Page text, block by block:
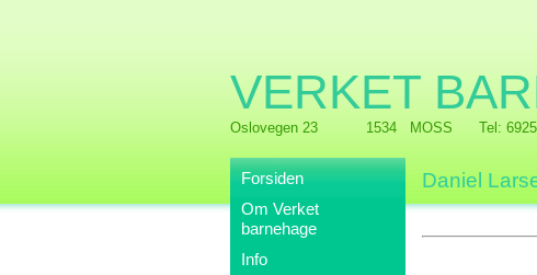
VERKET
Oslovegen 23 1534 MOSS Tel:
Forsiden
Om Verket
barnehage
Info
Daniel